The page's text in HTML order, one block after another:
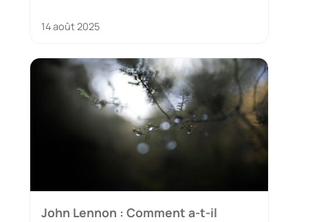
14 août 2025
John Lennon : Comment a-t-il